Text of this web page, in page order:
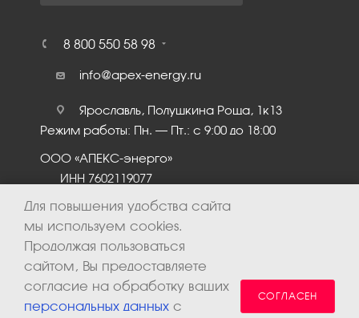
8 800 550 58 98
info@apex-energy.ru
Ярославль, Полушкина Роща, 1к13
Режим работы: Пн. – Пт.: с 9:00 до 18:00
ООО «АПЕКС-энерго»
ИНН 7602119077
Для повышения удобства сайта
мы используем cookies.
Продолжая пользоваться
сайтом, Вы предоставляете
согласие на обработку ваших
персональных данных с
СОГЛАСЕН